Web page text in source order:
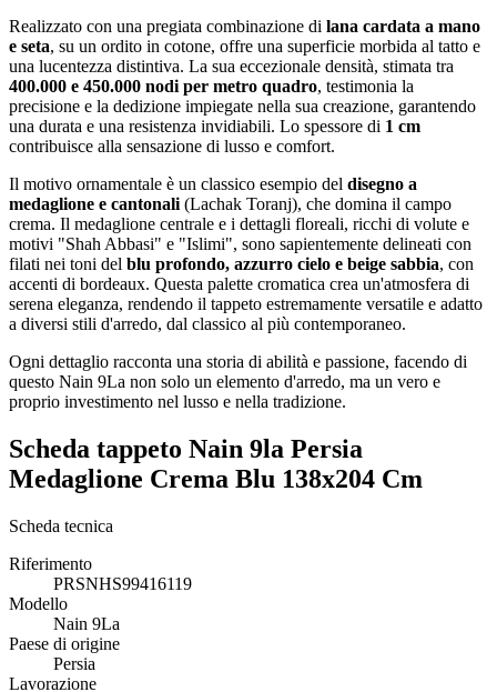
Realizzato con una pregiata combinazione di lana cardata a mano
e seta, su un ordito in cotone, offre una superficie morbida al tatto e
una lucentezza distintiva. La sua eccezionale densità, stimata tra
400.000 e 450.000 nodi per metro quadro, testimonia la
precisione e la dedizione impiegate nella sua creazione, garantendo
una durata e una resistenza invidiabili. Lo spessore di 1 cm
contribuisce alla sensazione di lusso e comfort.
Il motivo ornamentale è un classico esempio del disegno a
medaglione e cantonali (Lachak Toranj), che domina il campo
crema. Il medaglione centrale e i dettagli floreali, ricchi di volute e
motivi "Shah Abbasi" e "Islimi", sono sapientemente delineati con
filati nei toni del blu profondo, azzurro cielo e beige sabbia, con
accenti di bordeaux. Questa palette cromatica crea un'atmosfera di
serena eleganza, rendendo il tappeto estremamente versatile e adatto
a diversi stili d'arredo, dal classico al più contemporaneo.
Ogni dettaglio racconta una storia di abilità e passione, facendo di
questo Nain 9La non solo un elemento d'arredo, ma un vero e
proprio investimento nel lusso e nella tradizione.
Scheda tappeto Nain 9la Persia
Medaglione Crema Blu 138x204 Cm
Scheda tecnica
Riferimento
PRSNHS99416119
Modello
Nain 9La
Paese di origine
Persia
Lavorazione